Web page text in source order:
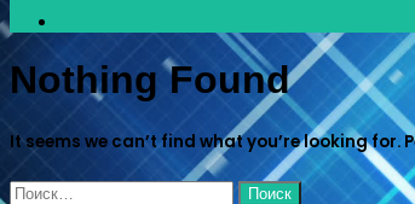
for
Nothing Found
It seems we can’t find what you’re looking for.
Найти: